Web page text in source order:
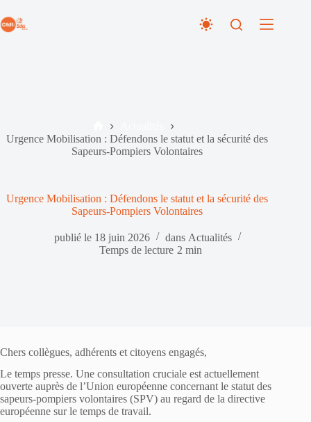
au
contenu
Accueil
Urgence Mobilisation : Défendons le statut et la sécurité des
Sapeurs-Pompiers Volontaires
Urgence Mobilisation : Défendons le statut et la sécurité des
Sapeurs-Pompiers Volontaires
publié le 18 juin 2026 dans Actualités
Temps de lecture 2 min
Chers collègues, adhérents et citoyens engagés,
Le temps presse. Une consultation cruciale est actuellement
ouverte auprès de l’Union européenne concernant le statut des
sapeurs-pompiers volontaires (SPV) au regard de la directive
européenne sur le temps de travail.